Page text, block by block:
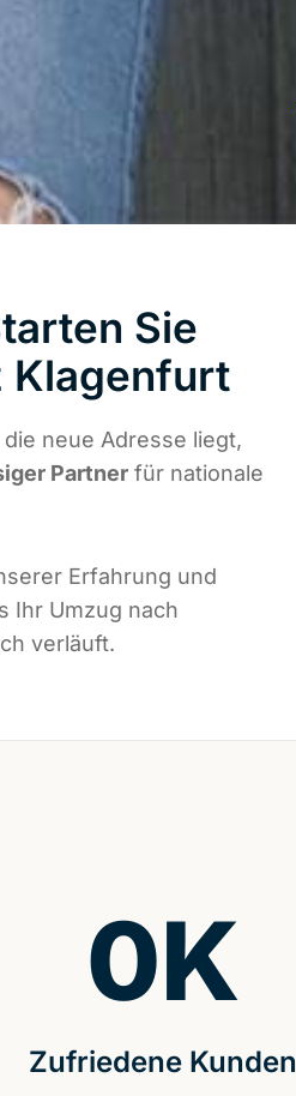
Sie
Klagenfurt
neue Adresse liegt,
Partner für nationale
Erfahrung und
Ihr Umzug nach
verläuft.
Zufriedene Kunden
0K